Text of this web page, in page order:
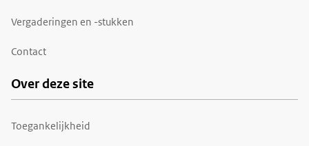
Vergaderingen en -stukken
Contact
Over deze site
Toegankelijkheid